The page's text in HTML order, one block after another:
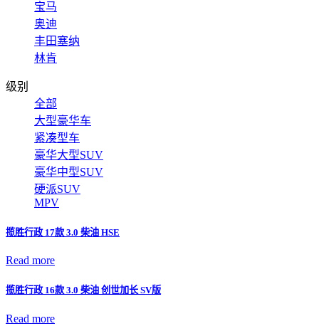
宝马
奥迪
丰田塞纳
林肯
级别
全部
大型豪华车
紧凑型车
豪华大型SUV
豪华中型SUV
硬派SUV
MPV
揽胜行政 17款 3.0 柴油 HSE
Read more
揽胜行政 16款 3.0 柴油 创世加长 SV版
Read more